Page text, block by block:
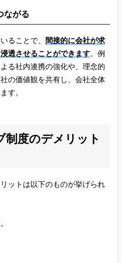
ながる
ることで、
間接的に会社が求
透させることができます。例
る社内連携の強化や、理念的
の価値観を共有し、会社全体
す。
制度のデメリット
ットは以下のものが挙げられ